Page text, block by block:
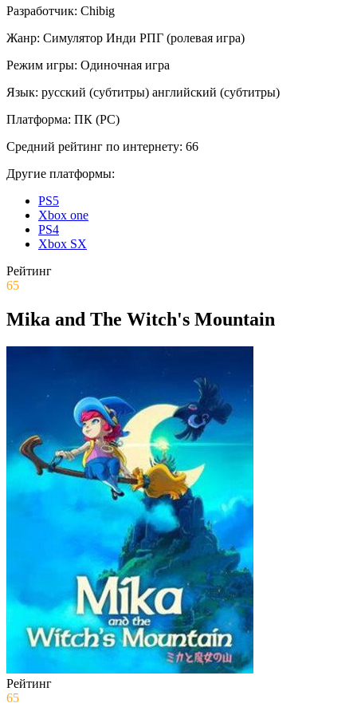
Разработчик: Chibig
Жанр: Симулятор Инди РПГ (ролевая игра)
Режим игры: Одиночная игра
Язык: русский (субтитры) английский (субтитры)
Платформа: ПК (PC)
Средний рейтинг по интернету: 66
Другие платформы:
PS5
Xbox one
PS4
Xbox SX
Рейтинг
65
Mika and The Witch's Mountain
Рейтинг
65